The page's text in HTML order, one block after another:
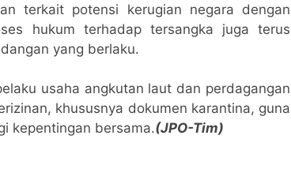
terkait potensi kerugian negara dengan
hukum terhadap tersangka juga terus
yang berlaku.
usaha angkutan laut dan perdagangan
khususnya dokumen karantina, guna
kepentingan bersama.(JPO-Tim)